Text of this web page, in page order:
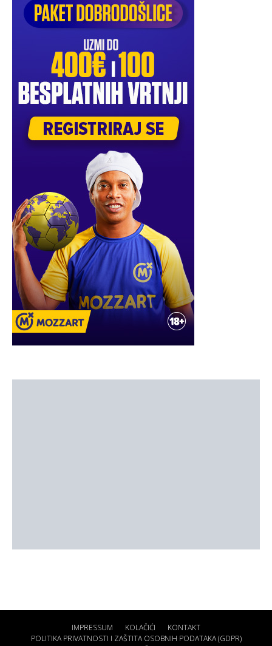
IMPRESSUM KOLAČIĆI
KONTAKT
POLITIKA PRIVATNOSTI I ZAŠTITA OSOBNIH PODATAKA (GDPR)